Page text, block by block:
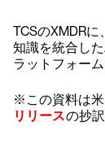
TCSのXMDR
知識を統合し
ラットフォー
※この資料は
リリースの抄訳